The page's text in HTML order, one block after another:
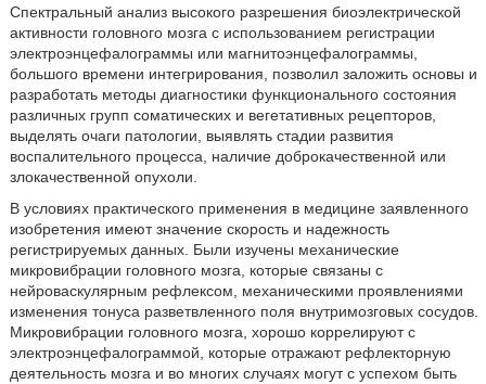
Спектральный анализ высокого разрешения биоэлектрической
активности головного мозга с использованием регистрации
электроэнцефалограммы или магнитоэнцефалограммы,
большого времени интегрирования, позволил заложить основы и
разработать методы диагностики функционального состояния
различных групп соматических и вегетативных рецепторов,
выделять очаги патологии, выявлять стадии развития
воспалительного процесса, наличие доброкачественной или
злокачественной опухоли.
В условиях практического применения в медицине заявленного
изобретения имеют значение скорость и надежность
регистрируемых данных. Были изучены механические
микровибрации головного мозга, которые связаны с
нейроваскулярным рефлексом, механическими проявлениями
изменения тонуса разветвленного поля внутримозговых сосудов.
Микровибрации головного мозга, хорошо коррелируют с
электроэнцефалограммой, которые отражают рефлекторную
деятельность мозга и во многих случаях могут с успехом быть